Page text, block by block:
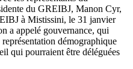
du GREIBJ, Manon Cyr,
à Mistissini, le 31 janvier
a appelé gouvernance, qui
démographique
qui pourraient être déléguées